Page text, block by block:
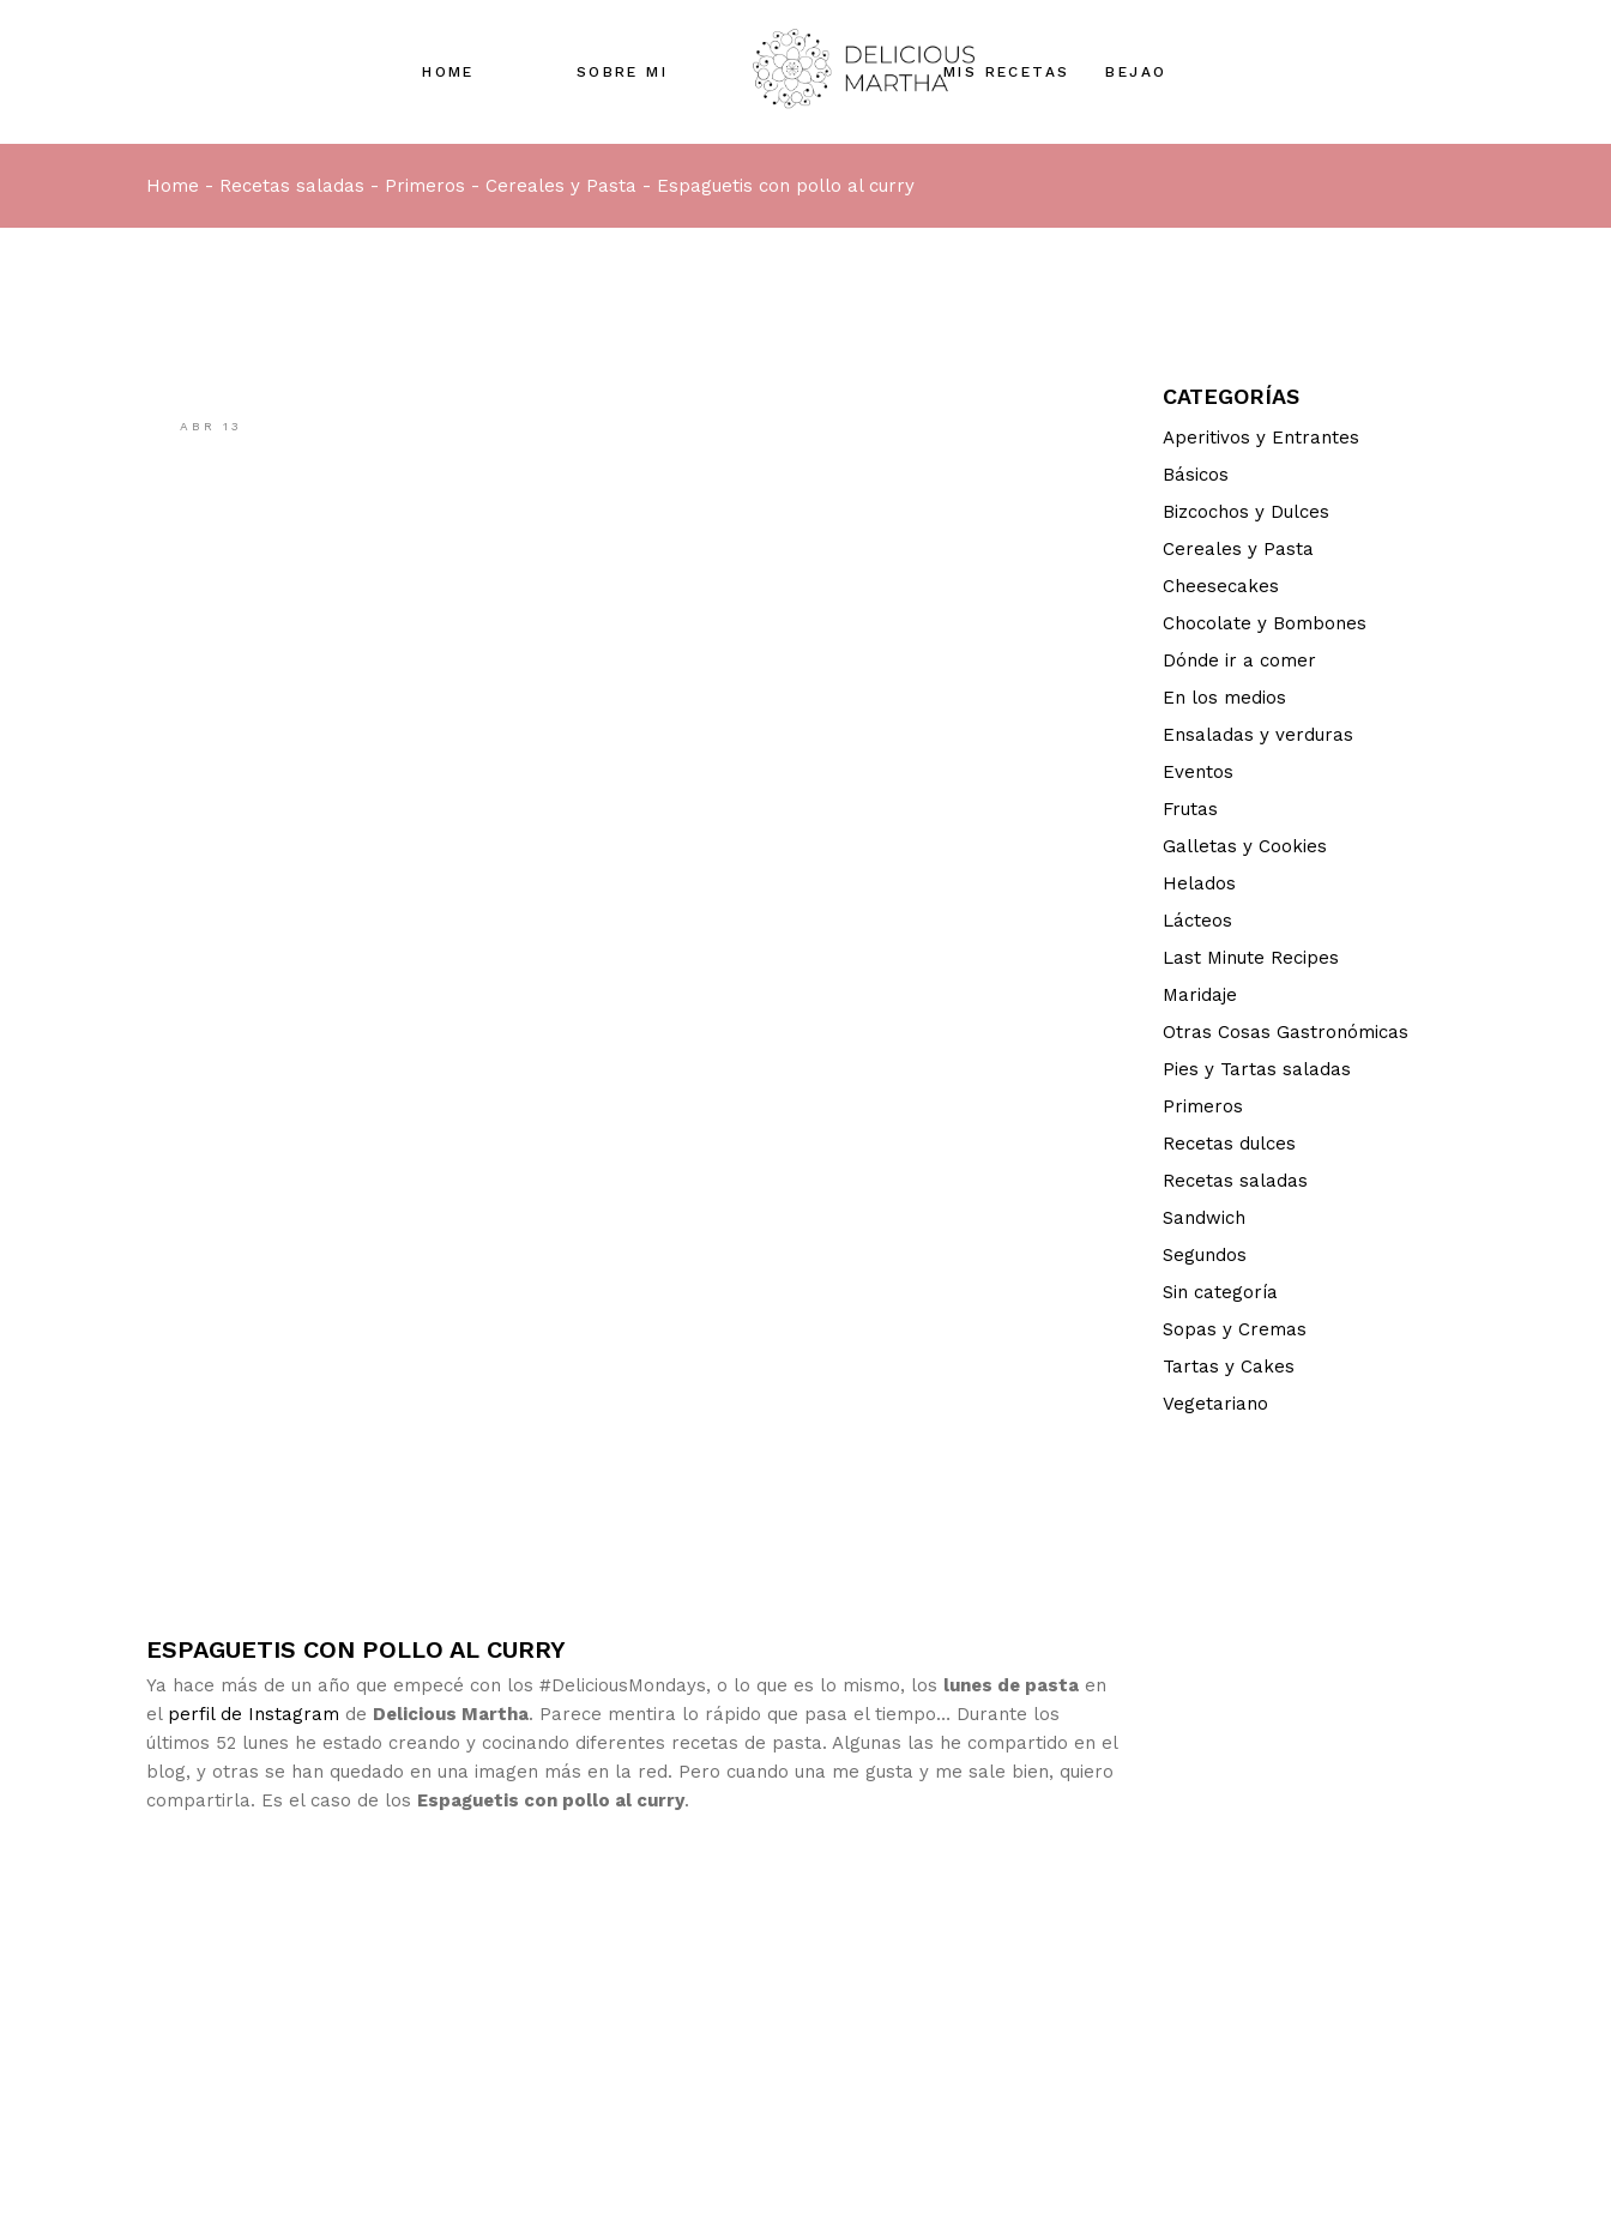
HOME SOBRE MI MIS RECETAS BEJAO
Home Recetas saladas Primeros Cereales y Pasta Espaguetis con pollo al curry
ABR 13
ESPAGUETIS CON POLLO AL CURRY
Ya hace más de un año que empecé con los #DeliciousMondays, o lo que es lo mismo, los lunes de pasta en
el perfil de Instagram de Delicious Martha. Parece mentira lo rápido que pasa el tiempo… Durante los
últimos 52 lunes he estado creando y cocinando diferentes recetas de pasta. Algunas las he compartido en el
blog, y otras se han quedado en una imagen más en la red. Pero cuando una me gusta y me sale bien, quiero
compartirla. Es el caso de los Espaguetis con pollo al curry.
CATEGORÍAS
Aperitivos y Entrantes
Básicos
Bizcochos y Dulces
Cereales y Pasta
Cheesecakes
Chocolate y Bombones
Dónde ir a comer
En los medios
Ensaladas y verduras
Eventos
Frutas
Galletas y Cookies
Helados
Lácteos
Last Minute Recipes
Maridaje
Otras Cosas Gastronómicas
Pies y Tartas saladas
Primeros
Recetas dulces
Recetas saladas
Sandwich
Segundos
Sin categoría
Sopas y Cremas
Tartas y Cakes
Vegetariano